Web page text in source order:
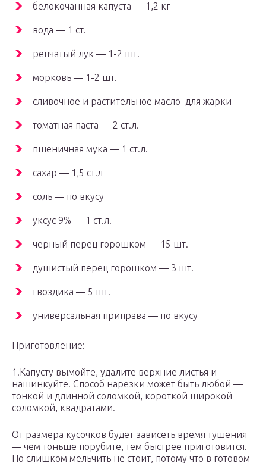
белокочанная капуста — 1,2 кг
вода — 1 ст.
репчатый лук — 1-2 шт.
морковь — 1-2 шт.
сливочное и растительное масло для жарки
томатная паста — 2 ст.л.
пшеничная мука — 1 ст.л.
сахар — 1,5 ст.л
соль — по вкусу
уксус 9% — 1 ст.л.
черный перец горошком — 15 шт.
душистый перец горошком — 3 шт.
гвоздика — 5 шт.
универсальная приправа — по вкусу
Приготовление:
1.Капусту вымойте, удалите верхние листья и
нашинкуйте. Способ нарезки может быть любой —
тонкой и длинной соломкой, короткой широкой
соломкой, квадратами.
От размера кусочков будет зависеть время тушения
— чем тоньше порубите, тем быстрее приготовится.
Но слишком мельчить не стоит, потому что в готовом